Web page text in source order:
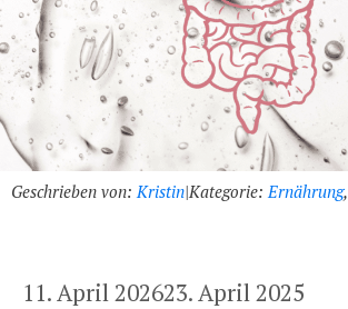
Geschrieben von:Kristin|Kategorie:Ernährung,
11. April 202623. April 2025